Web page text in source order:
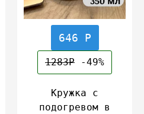
646 Р
1283Р -49%
Кружка с
подогревом в